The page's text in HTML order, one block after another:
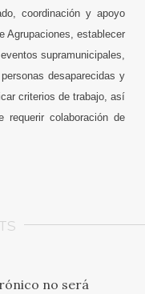
coordinación y apoyo
Agrupaciones, establecer
supramunicipales,
desaparecidas y
criterios de trabajo, así
colaboración de
no será